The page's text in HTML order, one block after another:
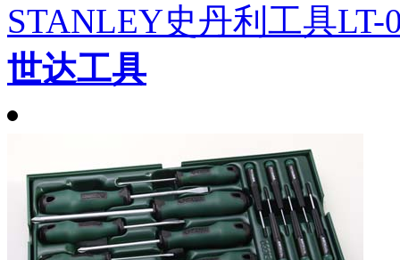
STANLEY史丹利工具LT-
世达工具